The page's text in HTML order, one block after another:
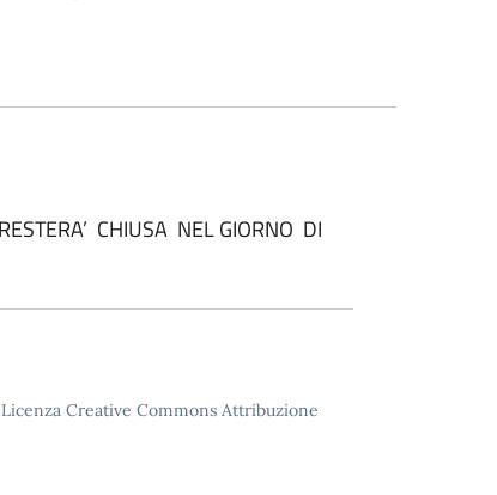
CHIUSA NEL GIORNO DI
Creative Commons Attribuzione